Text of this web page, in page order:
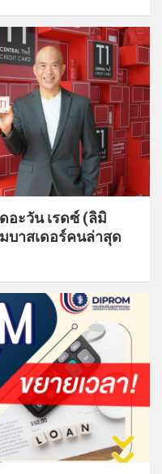
อะวัน เรดซ์ (ลิมิ
บาสเดอร์คนล่าสุด